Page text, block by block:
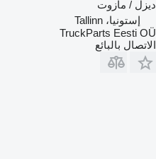
ديزل / مازوت
إستونيا، Tallinn
TruckParts Eesti OÜ
الاتصال بالبائع